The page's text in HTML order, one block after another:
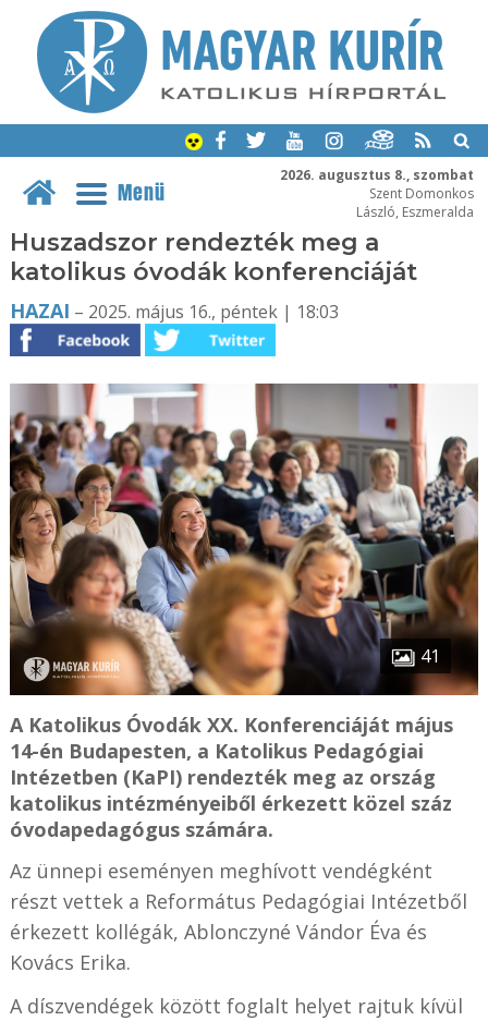
2026. augusztus 8., szombat
Szent Domonkos
László, Eszmeralda
Menü
Huszadszor rendezték meg a
katolikus óvodák konferenciáját
HAZAI – 2025. május 16., péntek | 18:03
41
A Katolikus Óvodák XX. Konferenciáját május
14-én Budapesten, a Katolikus Pedagógiai
Intézetben (KaPI) rendezték meg az ország
katolikus intézményeiből érkezett közel száz
óvodapedagógus számára.
Az ünnepi eseményen meghívott vendégként
részt vettek a Református Pedagógiai Intézetből
érkezett kollégák, Ablonczyné Vándor Éva és
Kovács Erika.
A díszvendégek között foglalt helyet rajtuk kívül